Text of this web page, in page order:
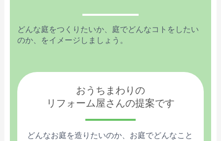
どんな庭をつくりたいか、庭でどんなコトをしたい
のか、をイメージしましょう。
おうちまわりの
リフォーム屋さんの提案です
どんなお庭を造りたいのか、お庭でどんなこと